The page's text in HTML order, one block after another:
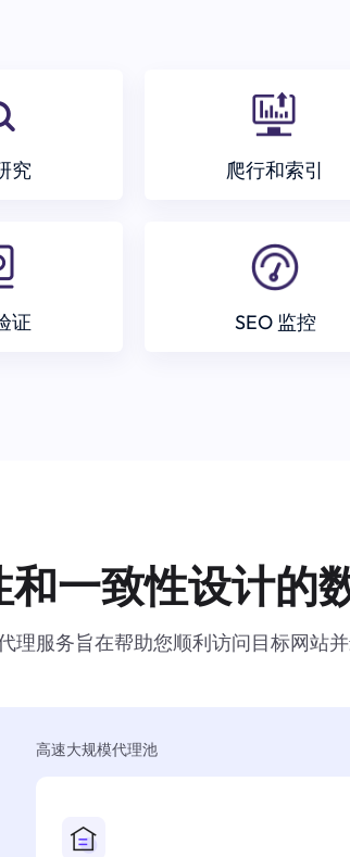
究 爬行和索引
证 SEO 监控
和一致性设计的
理服务旨在帮助您顺利访问目标网站并
高速大规模代理池